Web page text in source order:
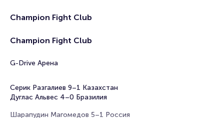
Champion Fight Club
Champion Fight Club
G-Drive Арена
Серик Разгалиев 9–1 Казахстан
Дуглас Альвес 4–0 Бразилия
Шарапудин Магомедов 5–1 Россия